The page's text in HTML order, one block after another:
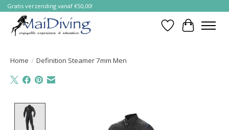
Gratis verzending vanaf €50,00!
Verlanglijst
Home / Definition Steamer 7mm Men